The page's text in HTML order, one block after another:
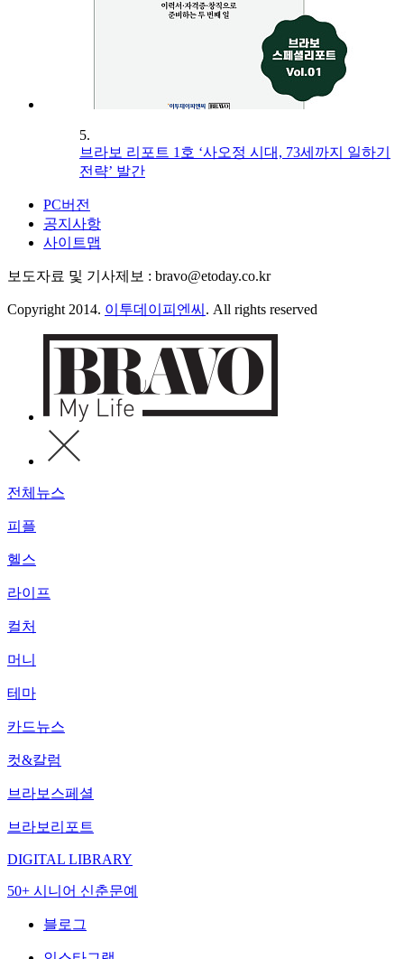
5.
브라보 리포트 1호 ‘사오정 시대, 73세까지 일하기
전략’ 발간
PC버전
공지사항
사이트맵
보도자료 및 기사제보 : bravo@etoday.co.kr
Copyright 2014. 이투데이피엔씨 . All rights reserved
전체뉴스
피플
헬스
라이프
컬처
머니
테마
카드뉴스
컷&칼럼
브라보스페셜
브라보리포트
DIGITAL LIBRARY
50+ 시니어 신춘문예
블로그